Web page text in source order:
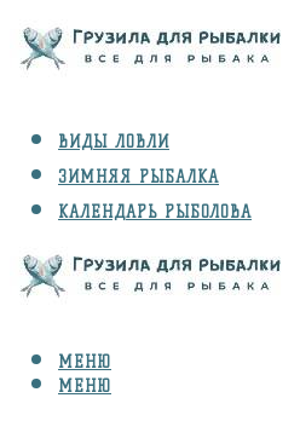
ВИДЫ ЛОВЛИ
ЗИМНЯЯ РЫБАЛКА
КАЛЕНДАРЬ РЫБОЛОВА
СНАРЯЖЕНИЕ
МЕНЮ
МЕНЮ